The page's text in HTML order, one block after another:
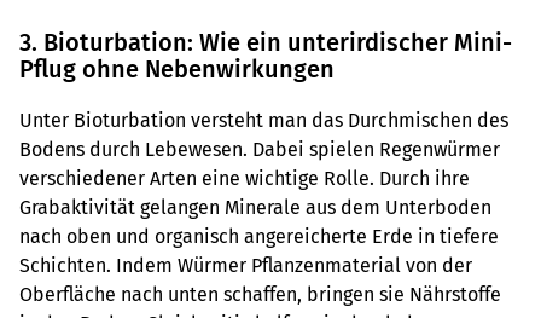
3. Bioturbation: Wie ein unterirdischer Mini-
Pflug ohne Nebenwirkungen
Unter Bioturbation versteht man das Durchmischen des
Bodens durch Lebewesen. Dabei spielen Regenwürmer
verschiedener Arten eine wichtige Rolle. Durch ihre
Grabaktivität gelangen Minerale aus dem Unterboden
nach oben und organisch angereicherte Erde in tiefere
Schichten. Indem Würmer Pflanzenmaterial von der
Oberfläche nach unten schaffen, bringen sie Nährstoffe